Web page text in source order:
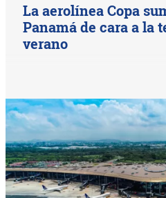
La aerolínea Copa
Panamá de cara a la
verano